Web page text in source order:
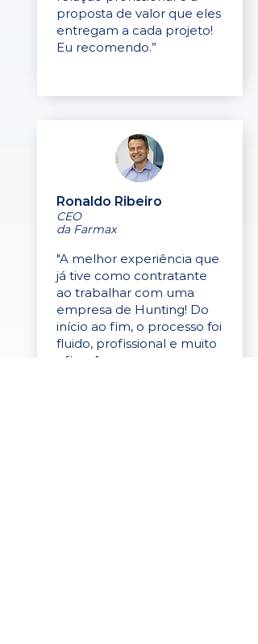
proposta de valor que eles
entregam a cada projeto!
Eu recomendo.”
Ronaldo Ribeiro
CEO
da Farmax
"A melhor experiência que
já tive como contratante
ao trabalhar com uma
empresa de Hunting! Do
início ao fim, o processo foi
fluido, profissional e muito
eficaz."